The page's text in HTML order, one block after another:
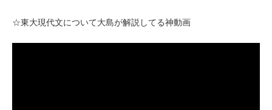
☆東大現代文について大島が解説してる神動画